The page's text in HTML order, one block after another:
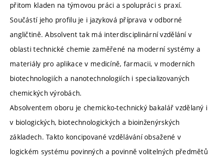
přitom kladen na týmovou práci a spolupráci s praxí.
Součástí jeho profilu je i jazyková příprava v odborné
angličtině. Absolvent tak má interdisciplinární vzdělání v
oblasti technické chemie zaměřené na moderní systémy a
materiály pro aplikace v medicíně, farmacii, v moderních
biotechnologiích a nanotechnologiích i specializovaných
chemických výrobách.
Absolventem oboru je chemicko-technický bakalář vzdělaný i
v biologických, biotechnologických a bioinženýrských
základech. Takto koncipované vzdělávání obsažené v
logickém systému povinných a povinně volitelných předmětů